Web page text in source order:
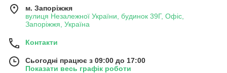
м. Запоріжжя
вулиця Незалежної України, будинок 39Г, Офіс,
Запоріжжя, Україна
Контакти
Сьогодні працює з 09:00 до 17:00
Показати весь графік роботи